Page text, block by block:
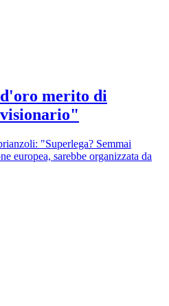
merito di
"Superlega? Semmai
europea, sarebbe organizzata da